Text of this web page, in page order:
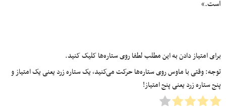
است.»
برای امتیاز دادن به این مطلب لطفا روی ستاره‌ها کلیک کنید.
توجه: وقتی با ماوس روی ستاره‌ها حرکت می‌کنید، یک ستاره زرد یعنی یک امتیاز و
پنج ستاره زرد یعنی پنج امتیاز!